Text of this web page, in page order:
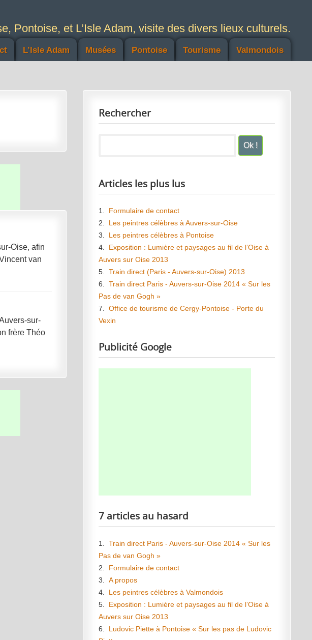
Pontoise, et L’Isle Adam, visite des divers lieux culturels.
Valmondois
Tourisme
Pontoise
Musées
L’Isle Adam
Oise, afin
van
sur-
frère Théo
Rechercher
Articles les plus lus
1. Formulaire de contact
2. Les peintres célèbres à Auvers-sur-Oise
3. Les peintres célèbres à Pontoise
4. Exposition : Lumière et paysages au fil de l’Oise à
Auvers sur Oise 2013
5.Train direct (Paris - Auvers-sur-Oise) 2013
6.Train direct Paris - Auvers-sur-Oise 2014 « Sur les
Pas de van Gogh »
7.Office de tourisme de Cergy-Pontoise - Porte du
Vexin
Publicité Google
7 articles au hasard
1.Train direct Paris - Auvers-sur-Oise 2014 « Sur les
Pas de van Gogh »
2. Formulaire de contact
3.A propos
4. Les peintres célèbres à Valmondois
5. Exposition : Lumière et paysages au fil de l’Oise à
Auvers sur Oise 2013
6. Ludovic Piette à Pontoise « Sur les pas de Ludovic